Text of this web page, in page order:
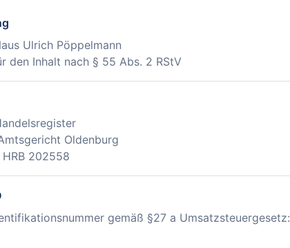
Ulrich Pöppelmann
den Inhalt nach § 55 Abs. 2 RStV
Oldenburg
202558
gemäß §27 a Umsatzsteuergesetz: